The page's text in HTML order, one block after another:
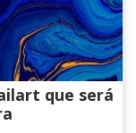
que será